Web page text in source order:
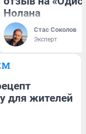
Нолана
Стас Соколов
Эксперт
для жителей